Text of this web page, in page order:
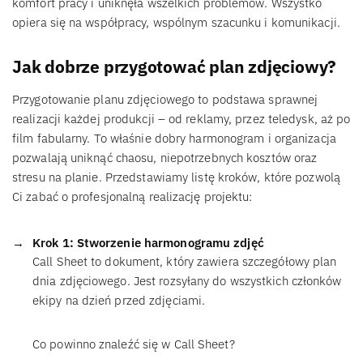
opiera się na współpracy, wspólnym szacunku i komunikacji.
Jak dobrze przygotować plan zdjęciowy?
Przygotowanie planu zdjęciowego to podstawa sprawnej
realizacji każdej produkcji – od reklamy, przez teledysk, aż po
film fabularny. To właśnie dobry harmonogram i organizacja
pozwalają uniknąć chaosu, niepotrzebnych kosztów oraz
stresu na planie. Przedstawiamy listę kroków, które pozwolą
Ci zabać o profesjonalną realizację projektu:
Krok 1: Stworzenie harmonogramu zdjęć
Call Sheet to dokument, który zawiera szczegółowy plan
dnia zdjęciowego. Jest rozsyłany do wszystkich członków
ekipy na dzień przed zdjęciami.
Co powinno znaleźć się w Call Sheet?